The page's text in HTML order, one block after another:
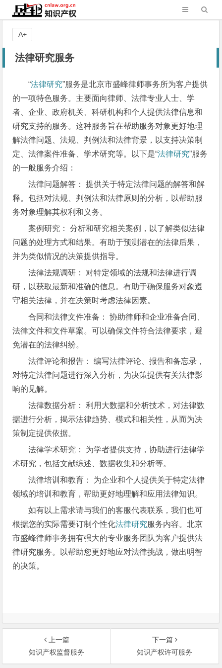
法律研究服务
“法律研究”服务是北京市盛峰律师事务所为客户提供
的一项特色服务。主要面向律师、法律专业人士、学
者、企业、政府机关、科研机构和个人提供法律信息和
研究支持的服务。这种服务旨在帮助服务对象更好地理
解法律问题、法规、判例法和法律背景，以支持决策制
定、法律案件准备、学术研究等。以下是“法律研究”服务
的一般服务介绍：
法律问题解答： 提供关于特定法律问题的解答和解
释。包括对法规、判例法和法律原则的分析，以帮助服
务对象理解其权利和义务。
案例研究： 分析和研究相关案例，以了解类似法律
问题的处理方式和结果。有助于预测潜在的法律后果，
并为类似情况的决策提供指导。
法律法规调研： 对特定领域的法规和法律进行调
研，以获取最新和准确的信息。有助于确保服务对象遵
守相关法律，并在决策时考虑法律因素。
合同和法律文件准备： 协助律师和企业准备合同、
法律文件和文件草案。可以确保文件符合法律要求，避
免潜在的法律纠纷。
法律评论和报告： 编写法律评论、报告和备忘录，
对特定法律问题进行深入分析，为决策提供有关法律影
响的见解。
法律数据分析： 利用大数据和分析技术，对法律数
据进行分析，揭示法律趋势、模式和相关性，从而为决
策制定提供依据。
法律学术研究： 为学者提供支持，协助进行法律学
术研究，包括文献综述、数据收集和分析等。
法律培训和教育： 为企业和个人提供关于特定法律
领域的培训和教育，帮助更好地理解和应用法律知识。
如有以上需求请与我们的客服代表联系，我们也可
根据您的实际需要订制个性化法律研究服务内容。北京
市盛峰律师事务拥有强大的专业服务团队为客户提供法
律研究服务。以帮助您更好地应对法律挑战，做出明智
的决策。
A+
上一篇
知识产权监督服务
下一篇
知识产权许可服务